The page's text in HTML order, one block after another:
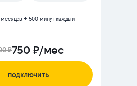
+ 500 минут каждый
₽750 ₽/мес
подключить